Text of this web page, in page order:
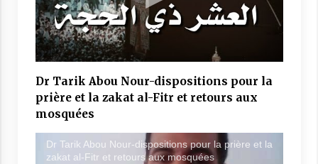
Dr Tarik Abou Nour-dispositions pour la
prière et la zakat al-Fitr et retours aux
mosquées
Dr Tarik Abou Nour-dispositions pour la prière et la
zakat al-Fitr et retours aux mosquées